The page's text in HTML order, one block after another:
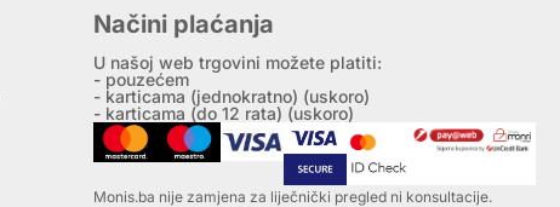
Načini plaćanja
U našoj web trgovini možete platiti:
- pouzećem
- karticama (jednokratno) (uskoro)
- karticama (do 12 rata) (uskoro)
Monis.ba nije zamjena za liječnički pregled ni konsultacije.